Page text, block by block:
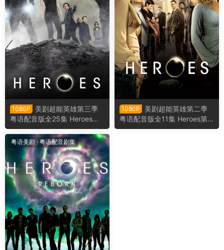
1080P
美剧超能英雄第三季
粤语配音版全25集 Heroes第
三季粤语版
1080P
美剧超能英雄第二季
粤语配音版全11集 Heroes第
二季粤语版
粤语美剧· 粤语配音剧集